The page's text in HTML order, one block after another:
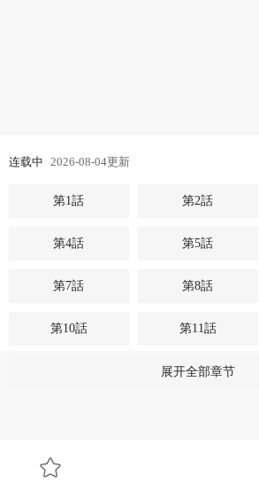
连载中 2026-08-04更新
第1話 第2話
第4話 第5話
第7話 第8話
第10話 第11話
第14話
第19話
展开全部章节